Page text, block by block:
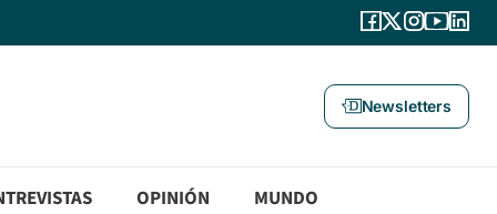
Newsletters
OPINIÓN MUNDO